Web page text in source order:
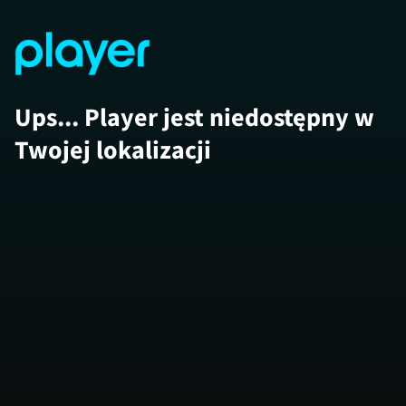
Ups... Player jest niedostępny w
Twojej lokalizacji